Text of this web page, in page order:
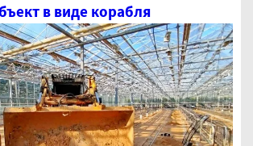
в виде корабля